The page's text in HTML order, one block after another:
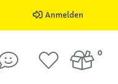
Anmelden
0